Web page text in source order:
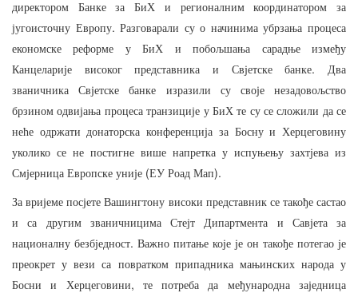
директором Банке за БиХ и регионалним координатором
за
југоисточну Европу.Разговарали су о начинима убрзања процеса
економске
реформе у БиХ и побољшања сарадње
између
Канцеларије
високог представника и Свјетске банке.
Два
званичника
Свјетске банке изразили су своје
незадовољство
брзином одвијања процеса транзиције у БиХ те су се сложили да се
неће одржати донаторска конференција за Босну и
Херцеговину
уколико се не постигне више напретка у испуњењу захтјева из
Смјерница Европске уније (ЕУ Роад Мап).
За вријеме посјете Вашингтону високи представник се такође састао
и
са другим званичницима Стејт Дипартмента и Савјета
за
националну безбједност. Важно питање које је он такође потегао је
преокрет у вези са повратком припадника мањинских народа у
Босни
и Херцеговини, те потреба да међународна
заједница